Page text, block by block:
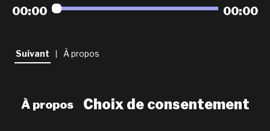
playlists
newsletter
00:00 00:00
Suivant À propos
À propos Choix de consentement